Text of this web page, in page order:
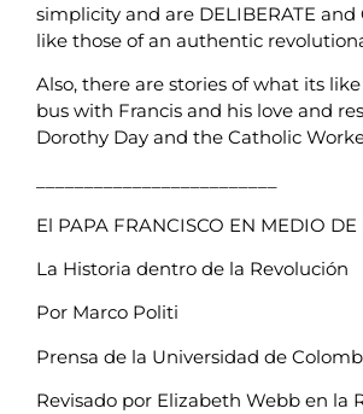
simplicity and are DELIBERATE and
like those of an authentic
Also, there are stories of what its
bus with Francis and his love and
Dorothy Day and the Catholic
El PAPA FRANCISCO EN MEDIO
La Historia dentro de la Revolución
Por Marco Politi
Prensa de la Universidad de
Revisado por Elizabeth Webb en la